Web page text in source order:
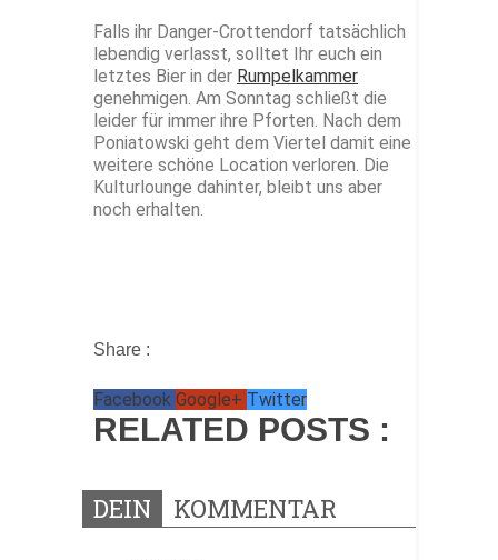
Falls ihr Danger-Crottendorf tatsächlich
lebendig verlasst, solltet Ihr euch ein
letztes Bier in der Rumpelkammer
genehmigen. Am Sonntag schließt die
leider für immer ihre Pforten. Nach dem
Poniatowski geht dem Viertel damit eine
weitere schöne Location verloren. Die
Kulturlounge dahinter, bleibt uns aber
noch erhalten.
Share :
Facebook Google+ Twitter
RELATED POSTS :
DEIN KOMMENTAR